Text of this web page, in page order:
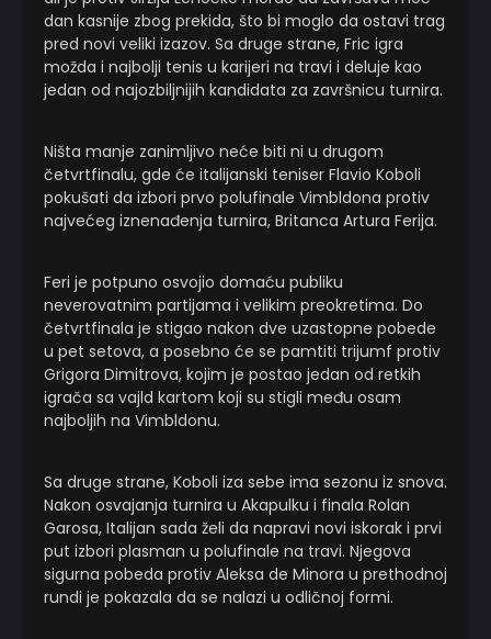
dan kasnije zbog prekida, što bi moglo da ostavi trag
pred novi veliki izazov. Sa druge strane, Fric igra
možda i najbolji tenis u karijeri na travi i deluje kao
jedan od najozbiljnijih kandidata za završnicu turnira.
Ništa manje zanimljivo neće biti ni u drugom
četvrtfinalu, gde će italijanski teniser Flavio Koboli
pokušati da izbori prvo polufinale Vimbldona protiv
najvećeg iznenađenja turnira, Britanca Artura Ferija.
Feri je potpuno osvojio domaću publiku
neverovatnim partijama i velikim preokretima. Do
četvrtfinala je stigao nakon dve uzastopne pobede
u pet setova, a posebno će se pamtiti trijumf protiv
Grigora Dimitrova, kojim je postao jedan od retkih
igrača sa vajld kartom koji su stigli među osam
najboljih na Vimbldonu.
Sa druge strane, Koboli iza sebe ima sezonu iz snova.
Nakon osvajanja turnira u Akapulku i finala Rolan
Garosa, Italijan sada želi da napravi novi iskorak i prvi
put izbori plasman u polufinale na travi. Njegova
sigurna pobeda protiv Aleksa de Minora u prethodnoj
rundi je pokazala da se nalazi u odličnoj formi.